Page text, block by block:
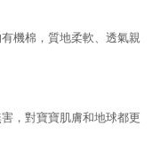
機棉，質地柔軟、透氣親
，對寶寶肌膚和地球都更